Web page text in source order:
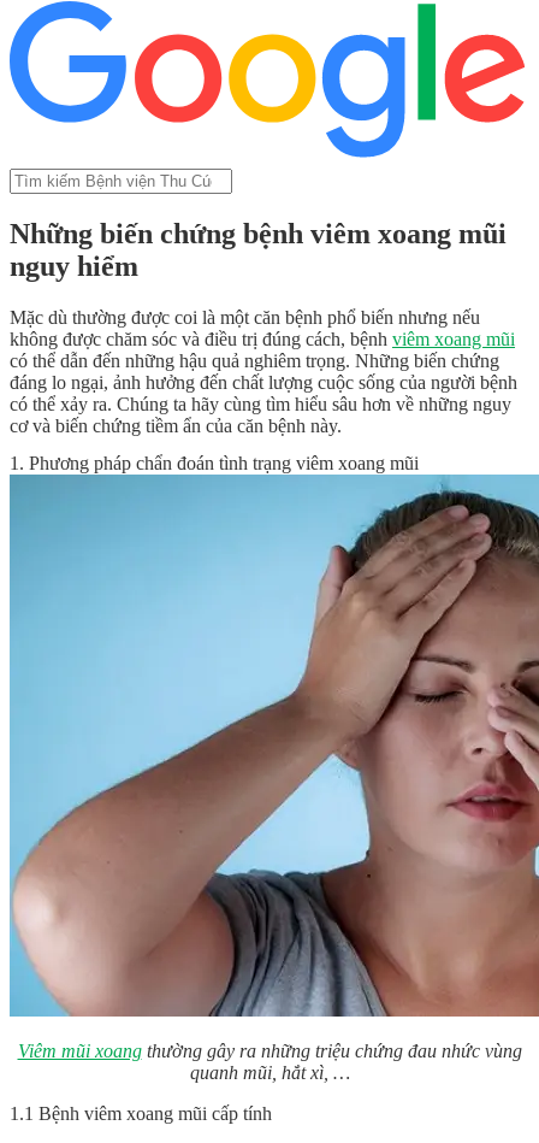
Những biến chứng bệnh viêm xoang mũi
nguy hiểm
Mặc dù thường được coi là một căn bệnh phổ biến nhưng nếu
không được chăm sóc và điều trị đúng cách, bệnh viêm xoang mũi
có thể dẫn đến những hậu quả nghiêm trọng. Những biến chứng
đáng lo ngại, ảnh hưởng đến chất lượng cuộc sống của người bệnh
có thể xảy ra. Chúng ta hãy cùng tìm hiểu sâu hơn về những nguy
cơ và biến chứng tiềm ẩn của căn bệnh này.
1. Phương pháp chẩn đoán tình trạng viêm xoang mũi
Viêm mũi xoangthường gây ra những triệu chứng đau nhức vùng
quanh mũi, hắt xì, …
1.1 Bệnh viêm xoang mũi cấp tính